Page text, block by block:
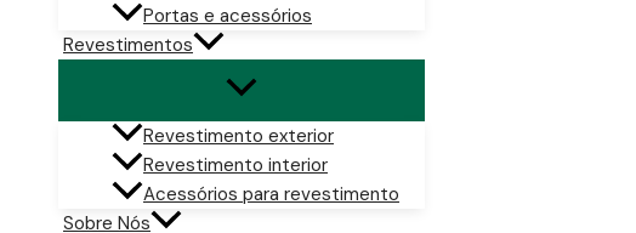
Portas e acessórios
Revestimentos
Revestimento exterior
Revestimento interior
Acessórios para revestimento
Sobre Nós